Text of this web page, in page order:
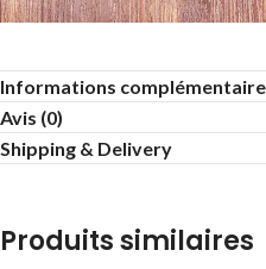
Informations
Avis (0)
Shipping & Delivery
Produits similaires